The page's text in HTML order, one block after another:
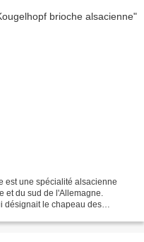
est une spécialité alsacienne
et du sud de l'Allemagne.
désignait le chapeau des